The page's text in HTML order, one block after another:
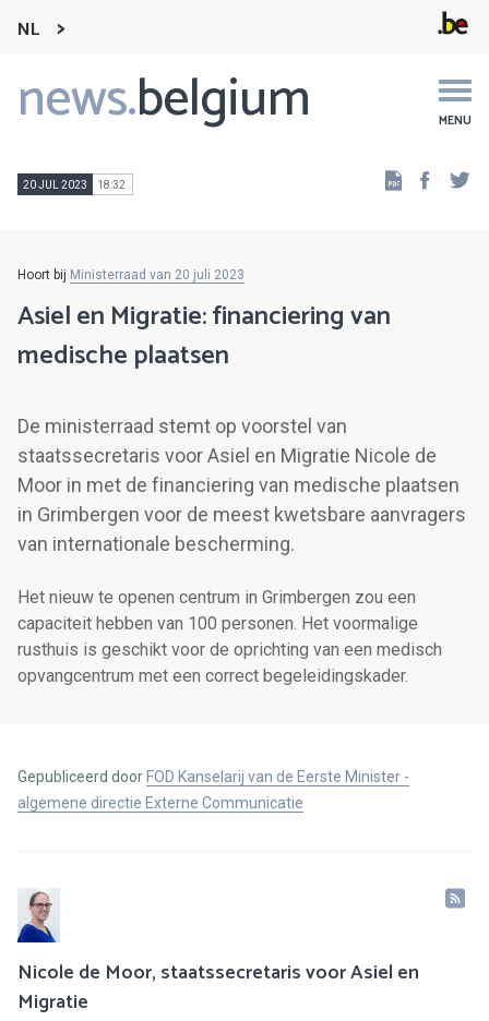
NL
news.belgium MENU
Main
navigation
20 JUL 2023 18:32
Hoort bij Ministerraad van 20 juli 2023
Asiel en Migratie: financiering van
medische plaatsen
De ministerraad stemt op voorstel van
staatssecretaris voor Asiel en Migratie Nicole de
Moor in met de financiering van medische plaatsen
in Grimbergen voor de meest kwetsbare aanvragers
van internationale bescherming.
Het nieuw te openen centrum in Grimbergen zou een
capaciteit hebben van 100 personen. Het voormalige
rusthuis is geschikt voor de oprichting van een medisch
opvangcentrum met een correct begeleidingskader.
Gepubliceerd door FOD Kanselarij van de Eerste Minister -
algemene directie Externe Communicatie
Nicole de Moor, staatssecretaris voor Asiel en
Migratie